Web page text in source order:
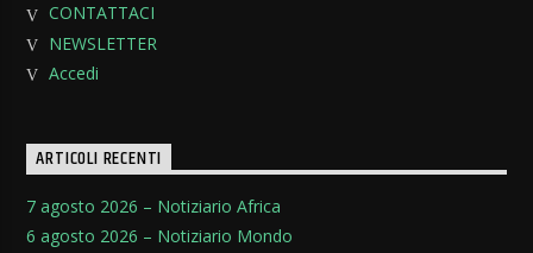
CONTATTACI
NEWSLETTER
Accedi
ARTICOLI RECENTI
7 agosto 2026 – Notiziario Africa
6 agosto 2026 – Notiziario Mondo